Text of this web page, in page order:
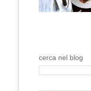
cerca nel blog